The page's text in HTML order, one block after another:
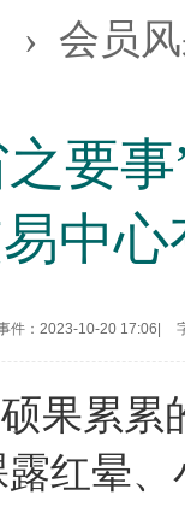
› 会员
之要
中
件：2023-10-20 17:06
果累
红晕